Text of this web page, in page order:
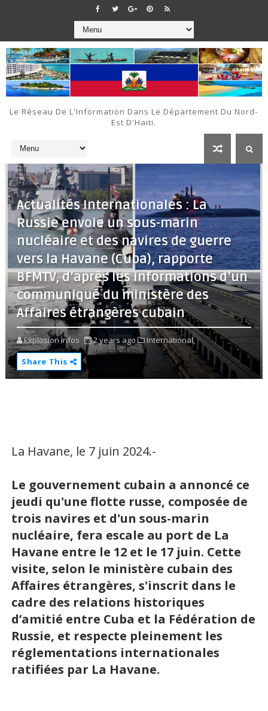
Le Réseau De L'Information Dans Le Département Du Nord-
Est D'Haiti.
Actualités Internationales : La
Russie envoie un sous-marin
nucléaire et des navires de guerre
vers la Havane (Cuba), rapporte
BFMTV, d’après les informations d’un
communiqué du ministère des
Affaires étrangères cubain
Explosion Infos 2 years ago
International,
Share This
La Havane, le 7 juin 2024.-
Le gouvernement cubain a annoncé ce
jeudi qu'une flotte russe, composée de
trois navires et d'un sous-marin
nucléaire, fera escale au port de La
Havane entre le 12 et le 17 juin. Cette
visite, selon le ministère cubain des
Affaires étrangères, s'inscrit dans le
cadre des relations historiques
d’amitié entre Cuba et la Fédération de
Russie, et respecte pleinement les
réglementations internationales
ratifiées par La Havane.